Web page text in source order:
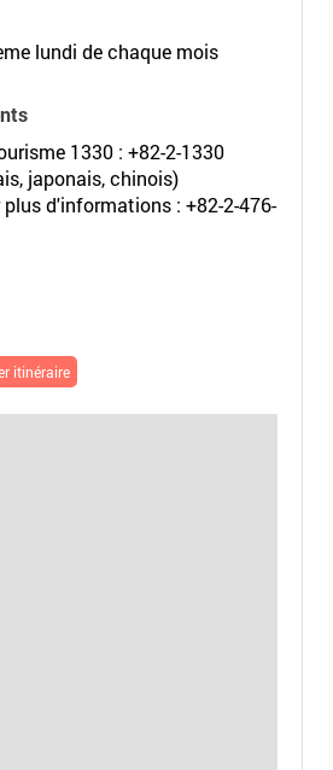
lundi de chaque mois
1330 : +82-2-1330
japonais, chinois)
plus d'informations : +82-2-476-
itinéraire